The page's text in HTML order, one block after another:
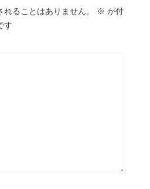
ることはありません。 ※ が付
す